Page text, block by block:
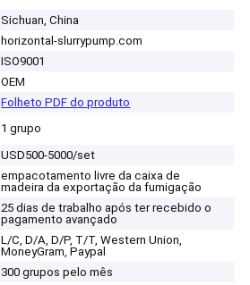
Sichuan, China
horizontal-slurrypump.com
ISO9001
OEM
Folheto PDF do produto
1 grupo
USD500-5000/set
empacotamento livre da caixa de
madeira da exportação da fumigação
25 dias de trabalho após ter recebido o
pagamento avançado
L/C, D/A, D/P, T/T, Western Union,
MoneyGram, Paypal
300 grupos pelo mês